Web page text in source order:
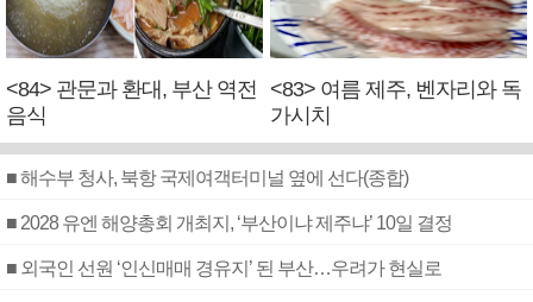
<84> 관문과 환대, 부산 역전
음식
<83> 여름 제주, 벤자리와 독
가시치
■ 해수부 청사, 북항 국제여객터미널 옆에 선다(종합)
■ 2028 유엔 해양총회 개최지, ‘부산이냐 제주냐’ 10일 결정
■ 외국인 선원 ‘인신매매 경유지’ 된 부산…우려가 현실로